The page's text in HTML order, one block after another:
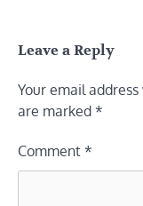
Leave a Reply
Your email
are marked *
Comment *